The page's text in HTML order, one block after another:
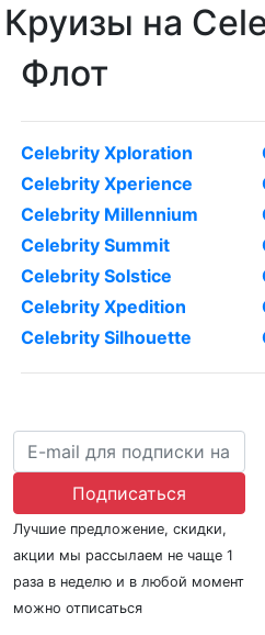
Круизы на
Флот
Celebrity Xploration
Celebrity Xperience
Celebrity Millennium
Celebrity Summit
Celebrity Solstice
Celebrity Xpedition
Celebrity Silhouette
Подписаться
Лучшие предложение, скидки,
акции мы рассылаем не чаще 1
раза в неделю и в любой момент
можно отписаться